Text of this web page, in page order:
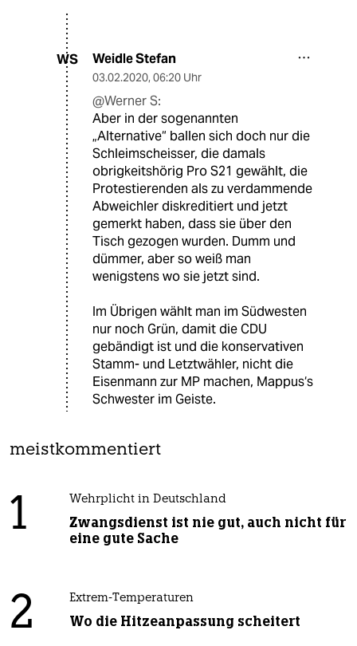
WS Weidle Stefan
03.02.2020, 06:20 Uhr
@Werner S:
Aber in der sogenannten
„Alternative“ ballen sich doch nur die
Schleimscheisser, die damals
obrigkeitshörig Pro S21 gewählt, die
Protestierenden als zu verdammende
Abweichler diskreditiert und jetzt
gemerkt haben, dass sie über den
Tisch gezogen wurden. Dumm und
dümmer, aber so weiß man
wenigstens wo sie jetzt sind.
Im Übrigen wählt man im Südwesten
nur noch Grün, damit die CDU
gebändigt ist und die konservativen
Stamm- und Letztwähler, nicht die
Eisenmann zur MP machen, Mappus‘s
Schwester im Geiste.
meistkommentiert
1 Wehrplicht in Deutschland
Zwangsdienst ist nie gut, auch nicht für
eine gute Sache
2 Extrem-Temperaturen
Wo die Hitzeanpassung scheitert